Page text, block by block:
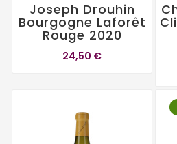
Joseph Drouhin
Bourgogne Laforêt
Rouge 2020
24,50 €